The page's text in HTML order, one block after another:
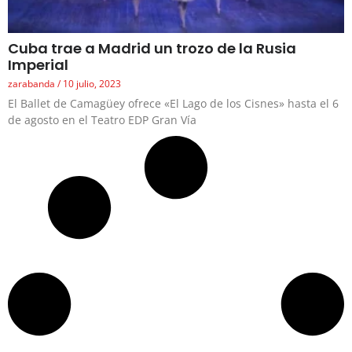
Cuba trae a Madrid un trozo de la Rusia
Imperial
zarabanda 10 julio, 2023
El Ballet de Camagüey ofrece «El Lago de los Cisnes» hasta el 6
de agosto en el Teatro EDP Gran Vía